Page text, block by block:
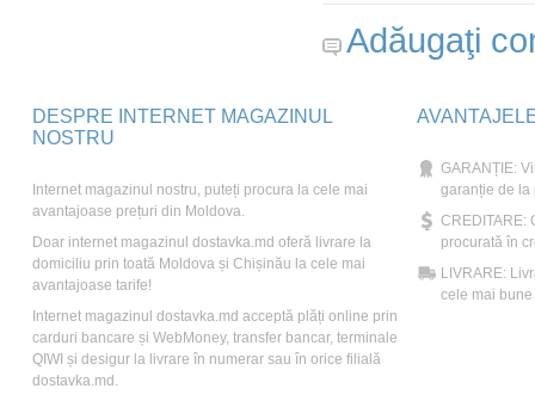
Adăugaţi
DESPRE INTERNET MAGAZINUL
NOSTRU
Internet magazinul nostru, puteți procura la cele mai
avantajoase prețuri din Moldova.
Doar internet magazinul dostavka.md oferă livrare la
domiciliu prin toată Moldova și Chișinău la cele mai
avantajoase tarife!
Internet magazinul dostavka.md acceptă plăți online prin
carduri bancare și WebMoney, transfer bancar, terminale
QIWI și desigur la livrare în numerar sau în orice filială
dostavka.md.
GARANȚIE:
garanție de la
CREDITARE:
procurată în
LIVRARE:
cele mai bune